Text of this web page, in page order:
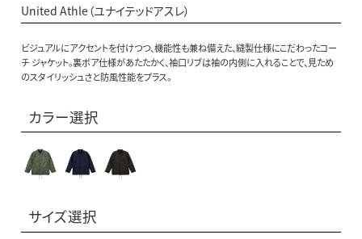
United Athle（ユナイテッドアスレ）
ビジュアルにアクセントを付けつつ、機能性も兼ね備えた、縫製仕様にこだわったコー
チ ジャケット。裏ボア仕様があたたかく、袖口リブは袖の内側に入れることで、見ため
のスタイリッシュさと防風性能をプラス。
カラー選択
サイズ選択